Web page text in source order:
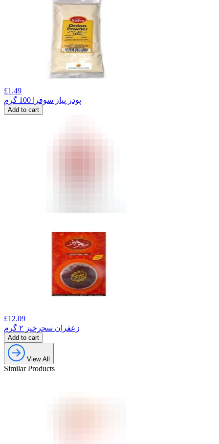
£1.49
پودر پیاز سوفرا 100 گرم
Add to cart
£12.09
زعفران سحرخیز ۲ گرم
Add to cart
View All
Similar Products